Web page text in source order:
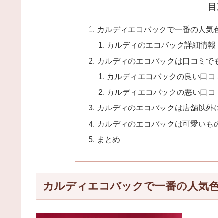
カルディエコバックで一番の人気
カルディのエコバック詳細情報
カルディのエコバックは口コミで
カルディエコバックの良い口コ
カルディエコバックの悪い口コ
カルディのエコバックは店舗以外
カルディのエコバックは可愛いも
まとめ
カルディエコバックで一番の人気